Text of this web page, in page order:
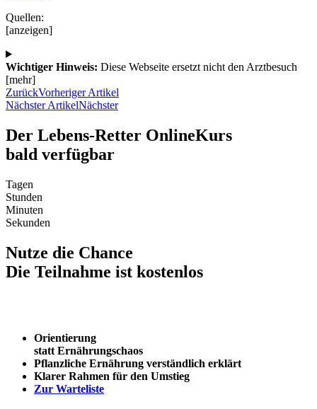
Quellen:
[anzeigen]
Wichtiger Hinweis: Diese Webseite ersetzt nicht den Arztbesuch
[mehr]
ZurückVorheriger Artikel
Nächster ArtikelNächster
Der Lebens-Retter OnlineKurs
bald verfügbar
Tagen
Stunden
Minuten
Sekunden
Nutze die Chance
Die Teilnahme ist kostenlos
Orientierung
statt Ernährungschaos
Pflanzliche Ernährung verständlich erklärt
Klarer Rahmen für den Umstieg
Zur Warteliste